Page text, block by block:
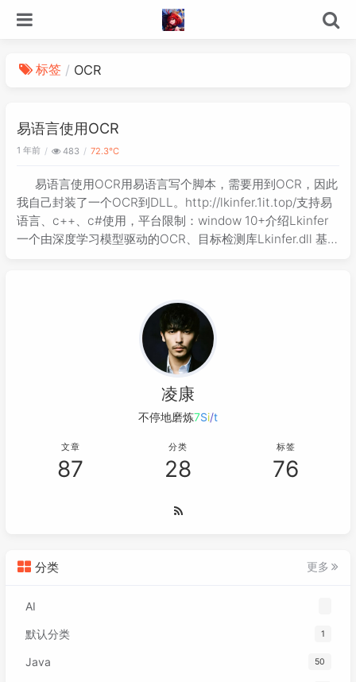
标签 OCR
易语言使用OCR
1 年前 483 72.3℃
易语言使用OCR用易语言写个脚本，需要用到OCR，因此
我自己封装了一个OCR到DLL。http://lkinfer.1it.top/支持易
语言、c++、c#使用，平台限制：window 10+介绍Lkinfer
一个由深度学习模型驱动的OCR、目标检测库Lkinfer.dll 基于
凌康
不停地磨炼轻yq-*
文章
87
分类
28
标签
76
分类 更多
AI
默认分类 1
Java 50